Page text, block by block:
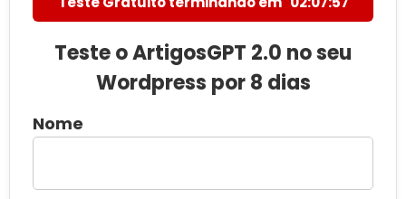
Teste o ArtigosGPT 2.0 no seu
Wordpress por 8 dias
Nome